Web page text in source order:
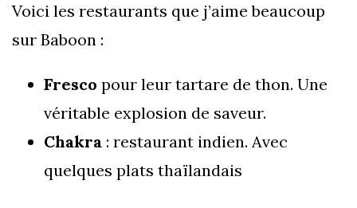
Voici les restaurants que j’aime beaucoup
sur Baboon :
Fresco pour leur tartare de thon. Une
véritable explosion de saveur.
Chakra : restaurant indien. Avec
quelques plats thaïlandais